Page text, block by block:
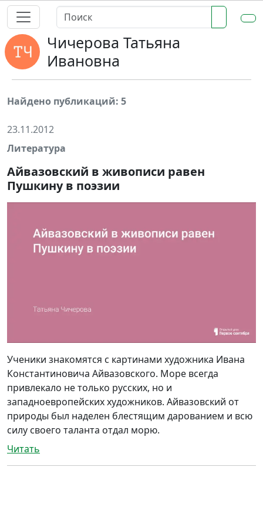
Чичерова Татьяна
Ивановна
Найдено публикаций: 5
23.11.2012
Литература
Айвазовский в живописи равен
Пушкину в поэзии
Ученики знакомятся с картинами художника Ивана
Константиновича Айвазовского. Море всегда
привлекало не только русских, но и
западноевропейских художников. Айвазовский от
природы был наделен блестящим дарованием и всю
силу своего таланта отдал морю.
Читать